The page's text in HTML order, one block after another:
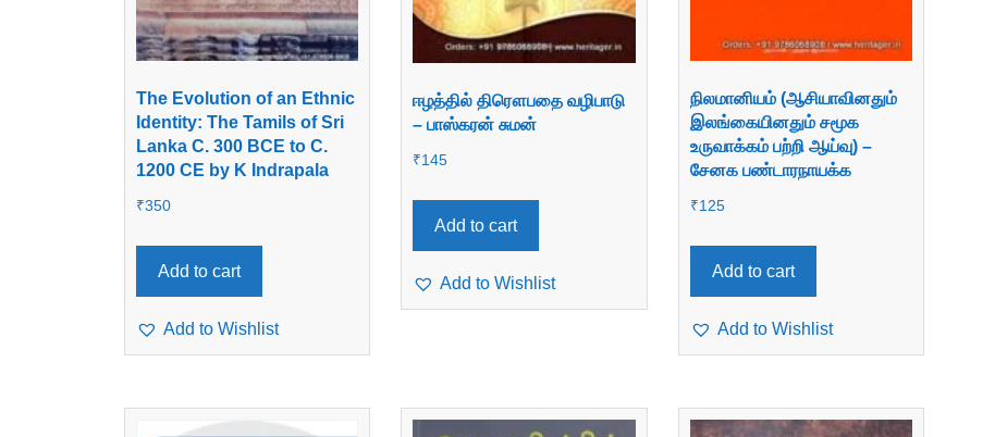
The Evolution of an Ethnic
Identity: The Tamils of Sri
Lanka C. 300 BCE to C.
1200 CE by K Indrapala
₹350
Add to cart
Add to Wishlist
ஈழத்தில் திரௌபதை வழிபாடு
– பாஸ்கரன் சுமன்
₹145
Add to cart
Add to Wishlist
நிலமானியம் (ஆசியாவினதும்
இலங்கையினதும் சமூக
உருவாக்கம் பற்றி ஆய்வு) –
சேனக பண்டாரநாயக்க
₹125
Add to cart
Add to Wishlist